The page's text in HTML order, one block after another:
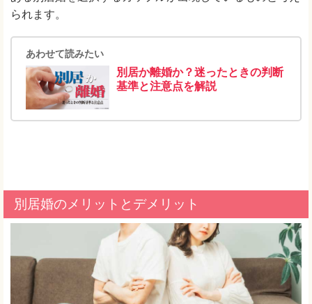
られます。
あわせて読みたい
別居か離婚か？迷ったときの判断
基準と注意点を解説
別居婚のメリットとデメリット